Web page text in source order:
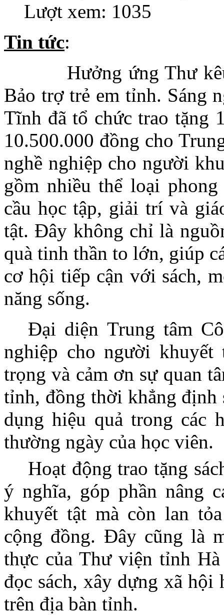
Lượt xem: 1035
Tin tức:
Hưởng ứng Thư
Bảo trợ trẻ em tỉnh. Sáng
Tĩnh đã tổ chức trao tặng
10.500.000 đồng cho
nghề nghiệp cho người
gồm nhiều thể loại
cầu học tập, giải trí và
tật. Đây không chỉ là
quà tinh thần to lớn, giúp
cơ hội tiếp cận với sách,
năng sống.
Đại diện Trung tâm
nghiệp cho người
trọng và cảm ơn sự quan
tỉnh, đồng thời khẳng định
dụng hiệu quả trong các
thường ngày của học viên.
Hoạt động trao tặng
ý nghĩa, góp phần nâng
khuyết tật mà còn lan
cộng đồng. Đây cũng là
thực của Thư viện tỉnh
đọc sách, xây dựng xã hội
trên địa bàn tỉnh.